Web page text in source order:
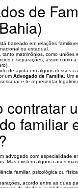
de
baseado em relações
ou estadual.
tanto matrimônios, como uniões
e separações, assim como
de ajuda em alguns desses
um Advogado de Família . Um
e te representar
contratar
familiar
advogado com especialidade
Mas existem alguns casos
familiar, psicológica ou
acordo entre as duas